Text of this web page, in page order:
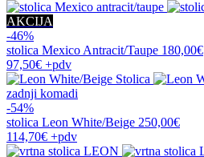
AKCIJA
-46%
stolica Mexico Antracit/Taupe 180,00€
97,50€ +pdv
zadnji komadi
-54%
stolica Leon White/Beige 250,00€
114,70€ +pdv